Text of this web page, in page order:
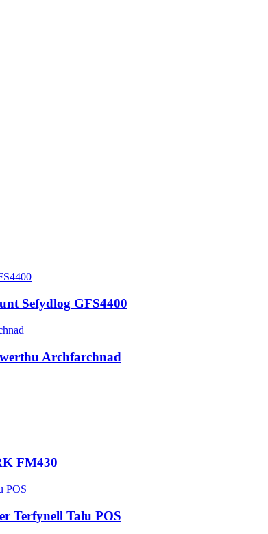
Sefydlog GFS4400
Archfarchnad
FM430
Terfynell Talu POS